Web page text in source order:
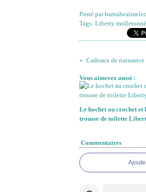
Posté par
Tags: Liberty molletonné
Cadeaux de
Vous aimerez aussi :
Le hochet au crochet et
trousse de toilette
Commentaires